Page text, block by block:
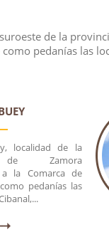
de la
pedanías las
localidad de la
de Zamora
a la Comarca de
pedanías las